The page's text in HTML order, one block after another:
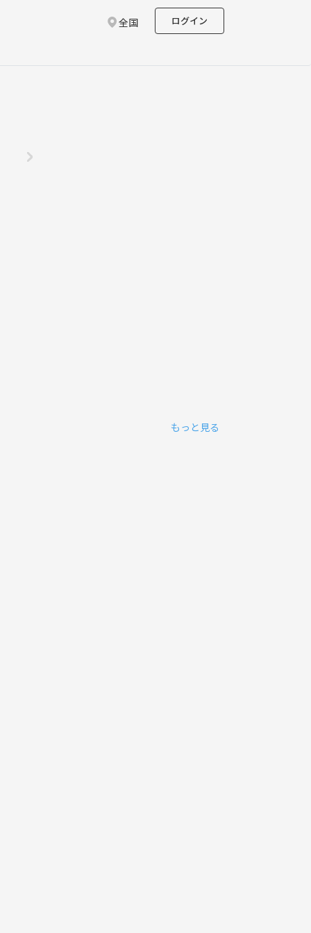
全国 ログイン
もっと見る